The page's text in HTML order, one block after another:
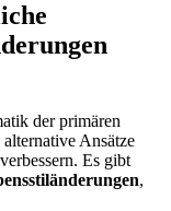
der‍ primären
Ansätze
Es gibt
,‍